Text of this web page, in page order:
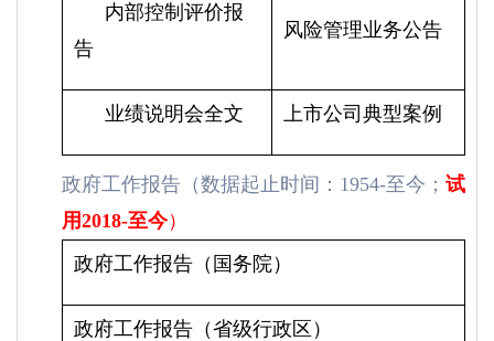
内部控制评价报
告
风险管理业务公告
业绩说明会全文 上市公司典型案例
政府工作报告（数据起止时间：1954-至今； 试
用2018-至今）
政府工作报告（国务院）
政府工作报告（省级行政区）